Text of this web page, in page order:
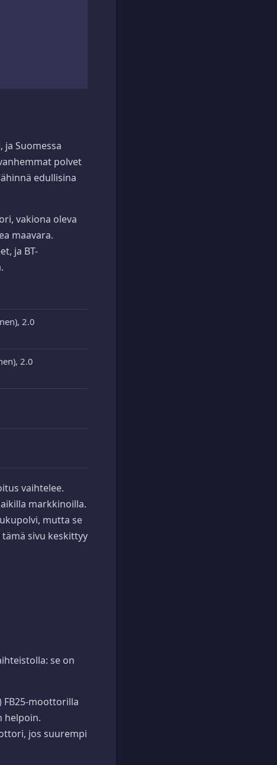
Suomessa
polvet
edullisina
vakiona oleva
maavara.
ja BT-
2.0
2.0
vaihtelee.
markkinoilla.
mutta se
sivu keskittyy
se on
FB25-moottorilla
helpoin.
jos suurempi